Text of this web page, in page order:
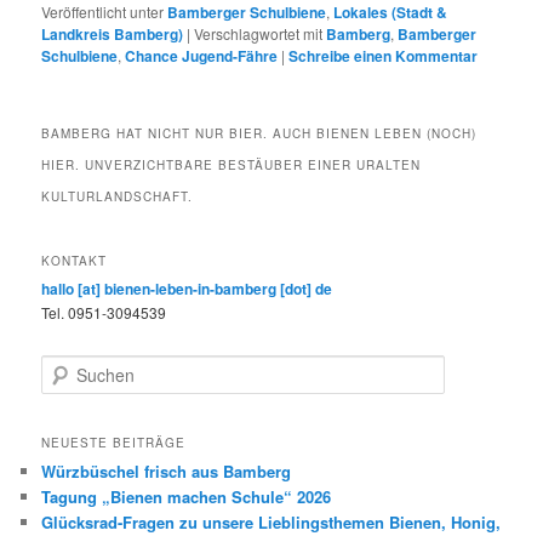
Veröffentlicht unter Bamberger Schulbiene, Lokales (Stadt &
Landkreis Bamberg) |Verschlagwortet mit Bamberg, Bamberger
Schulbiene,Chance Jugend-Fähre |Schreibe einen Kommentar
BAMBERG HAT NICHT NUR BIER. AUCH BIENEN LEBEN (NOCH)
HIER. UNVERZICHTBARE BESTÄUBER EINER URALTEN
KULTURLANDSCHAFT.
KONTAKT
hallo [at] bienen-leben-in-bamberg [dot] de
Tel. 0951-3094539
u
h
n
NEUESTE BEITRÄGE
Würzbüschel frisch aus Bamberg
Tagung „Bienen machen Schule“ 2026
Glücksrad-Fragen zu unsere Lieblingsthemen Bienen, Honig,